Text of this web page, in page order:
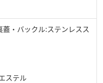
・バックル:ステンレスス
ステル